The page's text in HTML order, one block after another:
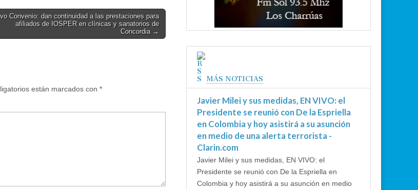
Convenio: dan continuidad a las prestaciones para
afiliados de IOSPER en clínicas y sanatorios de
Concordia →
están marcados con *
MÁS NOTICIAS
Javier Milei y sus medidas, EN VIVO: el
Presidente se reunió con De la Espriella
en Colombia y hoy asistirá a su asunción
en medio de una alerta terrorista -
Clarin.com
Javier Milei y sus medidas, EN VIVO: el
Presidente se reunió con De la Espriella en
Colombia y hoy asistirá a su asunción en medio